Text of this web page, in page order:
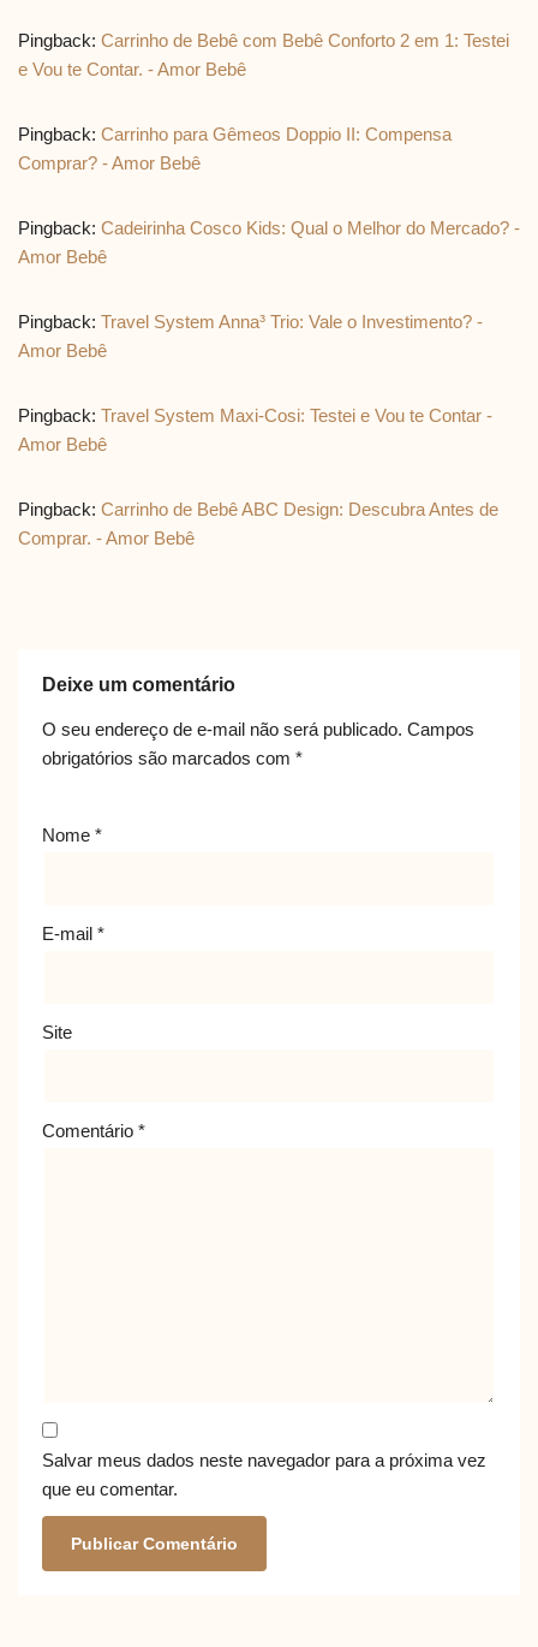
Pingback: Carrinho de Bebê com Bebê Conforto 2 em 1: Testei
e Vou te Contar. - Amor Bebê
Pingback: Carrinho para Gêmeos Doppio II: Compensa
Comprar? - Amor Bebê
Pingback: Cadeirinha Cosco Kids: Qual o Melhor do Mercado? -
Amor Bebê
Pingback: Travel System Anna³ Trio: Vale o Investimento? -
Amor Bebê
Pingback: Travel System Maxi-Cosi: Testei e Vou te Contar -
Amor Bebê
Pingback: Carrinho de Bebê ABC Design: Descubra Antes de
Comprar. - Amor Bebê
Deixe um comentário
O seu endereço de e-mail não será publicado. Campos
obrigatórios são marcados com *
Nome *
E-mail *
Site
Comentário *
Salvar meus dados neste navegador para a próxima vez
que eu comentar.